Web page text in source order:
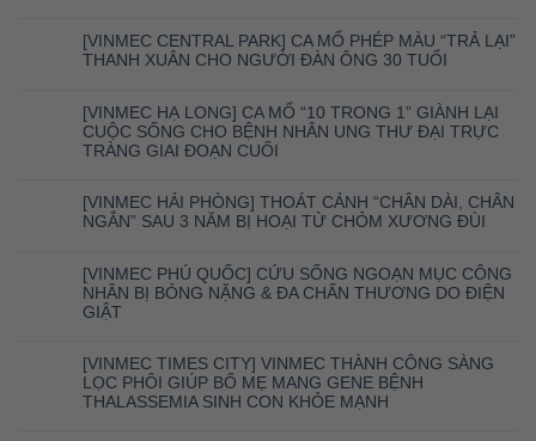
[VINMEC CENTRAL PARK] CA MỔ PHÉP MÀU “TRẢ LẠI”
THANH XUÂN CHO NGƯỜI ĐÀN ÔNG 30 TUỔI
[VINMEC HẠ LONG] CA MỔ “10 TRONG 1” GIÀNH LẠI
CUỘC SỐNG CHO BỆNH NHÂN UNG THƯ ĐẠI TRỰC
TRÀNG GIAI ĐOẠN CUỐI
[VINMEC HẢI PHÒNG] THOÁT CẢNH “CHÂN DÀI, CHÂN
NGẮN” SAU 3 NĂM BỊ HOẠI TỬ CHỎM XƯƠNG ĐÙI
[VINMEC PHÚ QUỐC] CỨU SỐNG NGOẠN MỤC CÔNG
NHÂN BỊ BỎNG NẶNG & ĐA CHẤN THƯƠNG DO ĐIỆN
GIẬT
[VINMEC TIMES CITY] VINMEC THÀNH CÔNG SÀNG
LỌC PHÔI GIÚP BỐ MẸ MANG GENE BỆNH
THALASSEMIA SINH CON KHỎE MẠNH